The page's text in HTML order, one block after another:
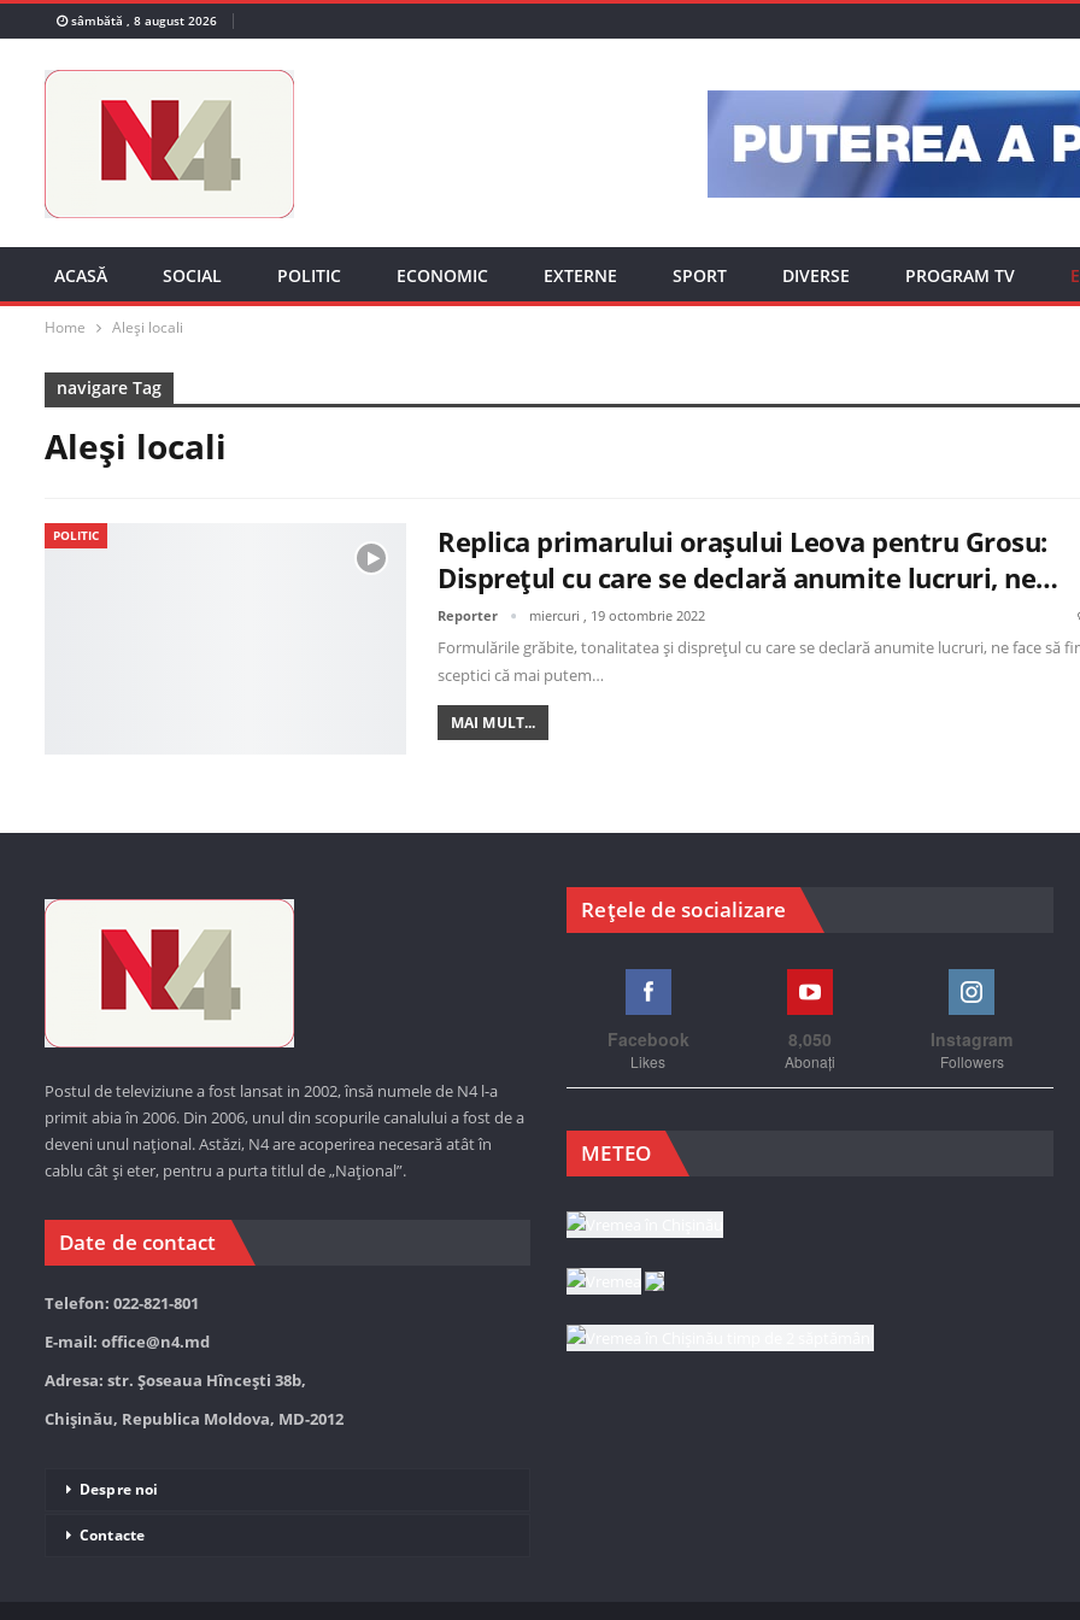
sâmbătă , 8 august 2026
ACASĂ SOCIAL POLITIC ECONOMIC EXTERNE SPORT DIVERSE PROGRAM TV
Home Aleși locali
navigare Tag
Aleși locali
POLITIC
Replica primarului orașului Leova pentru Grosu:
Disprețul cu care se declară anumite lucruri, ne…
Reporter miercuri , 19 octombrie 2022
Formulările grăbite, tonalitatea și disprețul cu care se declară anumite lucruri, ne face să
sceptici că mai putem…
MAI MULT...
Postul de televiziune a fost lansat in 2002, însă numele de N4 l-a
primit abia în 2006. Din 2006, unul din scopurile canalului a fost de a
deveni unul național. Astăzi, N4 are acoperirea necesară atât în
cablu cât și eter, pentru a purta titlul de „Național”.
Date de contact
Telefon: 022-821-801
E-mail: office@n4.md
Adresa: str. Șoseaua Hînceşti 38b,
Chișinău, Republica Moldova, MD-2012
Despre noi
Contacte
Rețele de socializare
Facebook
Likes
8,050
Abonați
Instagram
Followers
METEO